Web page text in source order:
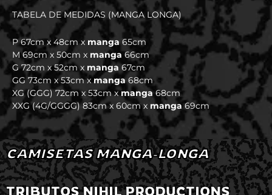
TABELA DE MEDIDAS (MANGA LONGA)
P 67cm x 48cm x manga 65cm
M 69cm x 50cm x manga 66cm
G 72cm x 52cm x manga 67cm
GG 73cm x 53cm x manga 68cm
XG (GGG) 72cm x 53cm xmanga68cm
XXG (4G/GGGG) 83cm x 60cm x manga69cm
CAMISETAS MANGA-LONGA
TRIBUTOS NIHIL PRODUCTIONS